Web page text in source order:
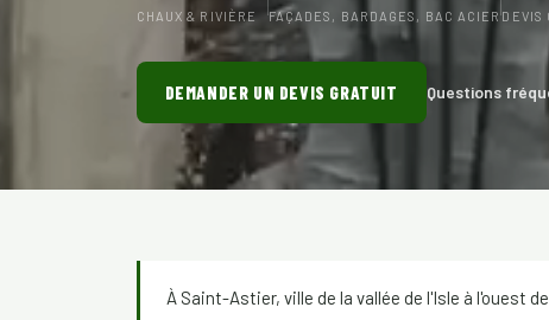
CHAUX & RIVIÈRE FAÇADES, BARDAGES, BAC ACIERDEVIS
DEMANDER UN DEVIS GRATUIT Questions
À Saint-Astier, ville de la vallée de l'Isle à l'ouest